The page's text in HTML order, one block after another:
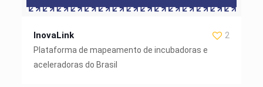
InovaLink
2
Plataforma de mapeamento de incubadoras e
aceleradoras do Brasil